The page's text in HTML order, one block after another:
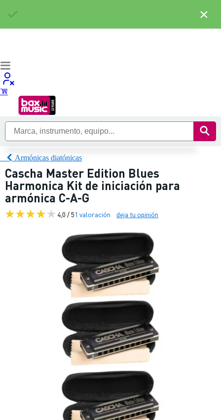
Armónicas diatónicas
Cascha Master Edition Blues
Harmonica Kit de iniciación para
armónica C-A-G
4,0 / 51 valoración deja tu opinión
×